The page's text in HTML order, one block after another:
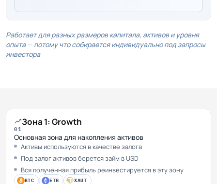
Работает для разных размеров капитала, активов и уровня
опыта — потому что собирается индивидуально под запросы
инвестора
Зона 1: Growth
01
Основная зона для накопления активов
Активы используются в качестве залога
Под залог активов берется займ в USD
Вся полученная прибыль реинвестируется в эту зону
BTC ETH XAUT